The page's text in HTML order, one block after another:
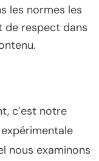
les normes les
de respect dans
c’est notre
nous examinons